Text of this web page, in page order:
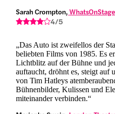
Sarah Crompton, WhatsOnStage
4/5
„Das Auto ist zweifellos der
beliebten Films von 1985. Es
Lichtblitz auf der Bühne und
auftaucht, dröhnt es, steigt auf
von Tim Hatleys
Bühnenbilder, Kulissen und
miteinander verbinden.“